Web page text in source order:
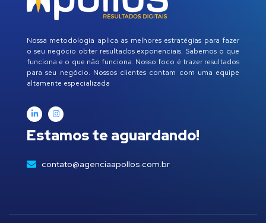
Nossa metodologia aplica as melhores estratégias para fazer
o seu negócio obter resultados exponenciais. Sabemos o que
funciona e o que não funciona. Nosso foco é trazer resultados
para seu negócio. Nossos clientes contam com uma equipe
altamente especializada
Estamos te aguardando!
contato@agenciaapollos.com.br